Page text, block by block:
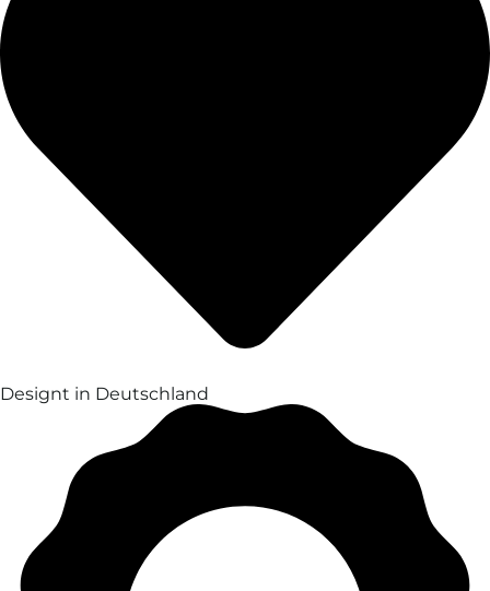
Designt in Deutschland